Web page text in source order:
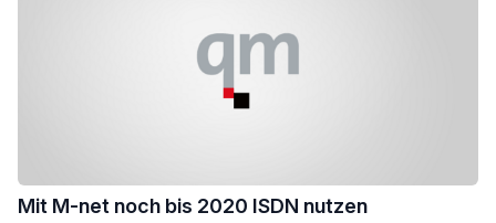
Mit M-net noch bis 2020 ISDN nutzen